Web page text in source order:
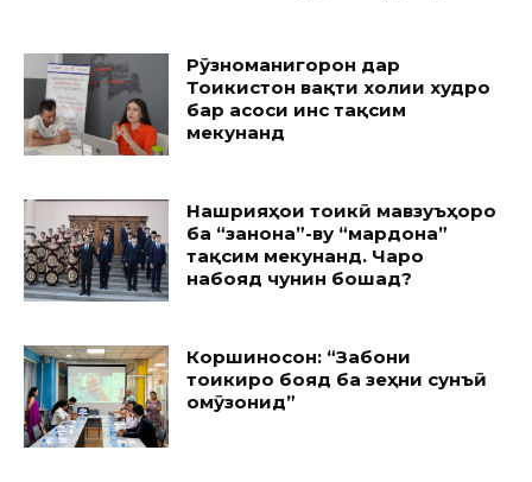
Рӯзноманигорон дар
Тоҷикистон вақти холии худро
бар асоси ҷинс тақсим
мекунанд
Нашрияҳои тоҷикӣ мавзуъҳоро
ба “занона”-ву “мардона”
тақсим мекунанд. Чаро
набояд чунин бошад?
Коршиносон: “Забони
тоҷикиро бояд ба зеҳни сунъӣ
омӯзонид”